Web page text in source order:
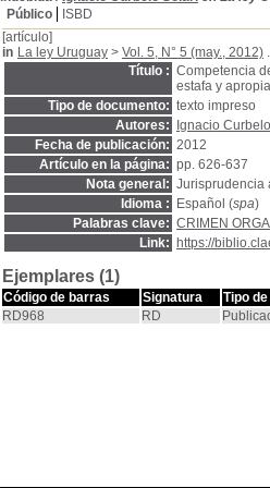
Público
ISBD
[artículo]
in La ley Uruguay > Vol. 5, N° 5 (may., 2012)
Título : Competencia
estafa y
Tipo de documento: texto impreso
Autores:
Ignacio
Fecha de publicación: 2012
Artículo en la página: pp. 626-637
Nota general: Jurisprudencia
Idioma :
Español (spa)
Palabras clave: CRIMEN
Link:
https://
Ejemplares (1)
Código de barras Signatura
Tipo
RD968
RD